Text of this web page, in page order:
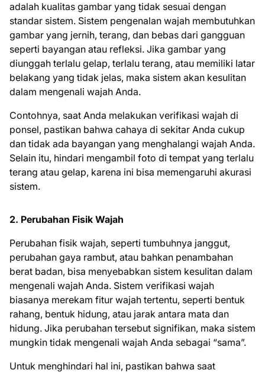
adalah kualitas gambar yang tidak sesuai dengan
standar sistem. Sistem pengenalan wajah membutuhkan
gambar yang jernih, terang, dan bebas dari gangguan
seperti bayangan atau refleksi. Jika gambar yang
diunggah terlalu gelap, terlalu terang, atau memiliki latar
belakang yang tidak jelas, maka sistem akan kesulitan
dalam mengenali wajah Anda.
Contohnya, saat Anda melakukan verifikasi wajah di
ponsel, pastikan bahwa cahaya di sekitar Anda cukup
dan tidak ada bayangan yang menghalangi wajah Anda.
Selain itu, hindari mengambil foto di tempat yang terlalu
terang atau gelap, karena ini bisa memengaruhi akurasi
sistem.
2. Perubahan Fisik Wajah
Perubahan fisik wajah, seperti tumbuhnya janggut,
perubahan gaya rambut, atau bahkan penambahan
berat badan, bisa menyebabkan sistem kesulitan dalam
mengenali wajah Anda. Sistem verifikasi wajah
biasanya merekam fitur wajah tertentu, seperti bentuk
rahang, bentuk hidung, atau jarak antara mata dan
hidung. Jika perubahan tersebut signifikan, maka sistem
mungkin tidak mengenali wajah Anda sebagai “sama”.
Untuk menghindari hal ini, pastikan bahwa saat